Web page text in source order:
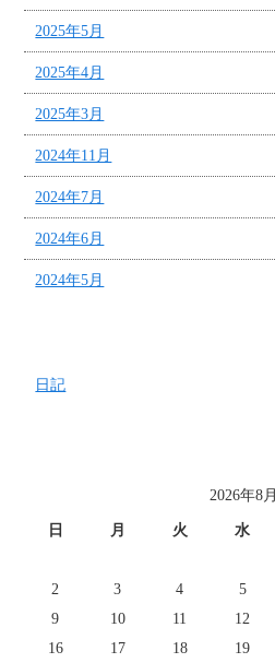
2025年5月
2025年4月
2025年3月
2024年11月
2024年7月
2024年6月
2024年5月
日記
2026年8月
日 月 火 水
2
3 4 5
9
10 11 12
16
17 18 19